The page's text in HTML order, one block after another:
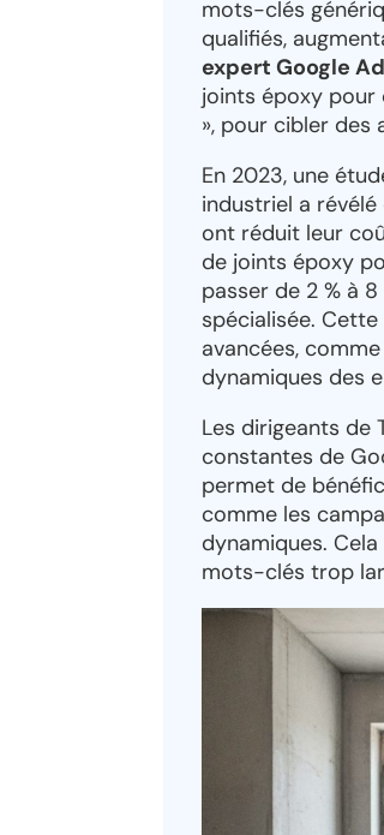
mots-clés
qualifiés,
expert Google
joints époxy pour
», pour cibler des
En 2023, une
industriel a
ont réduit leur
de joints époxy
passer de 2 % à
spécialisée.
avancées,
dynamiques des
Les dirigeants de
constantes de
permet de
comme les
dynamiques.
mots-clés trop